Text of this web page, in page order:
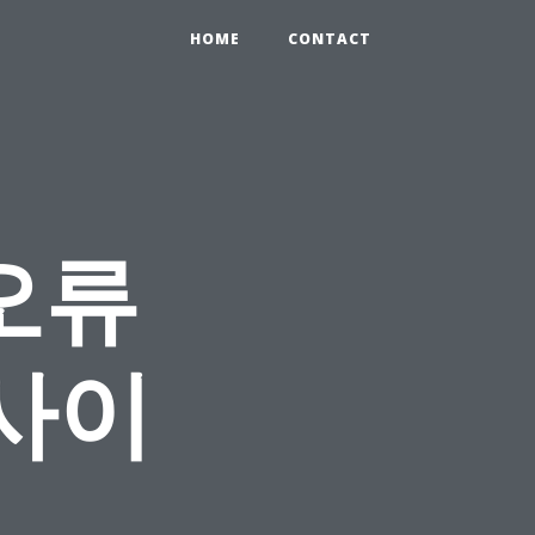
HOME CONTACT
류
이